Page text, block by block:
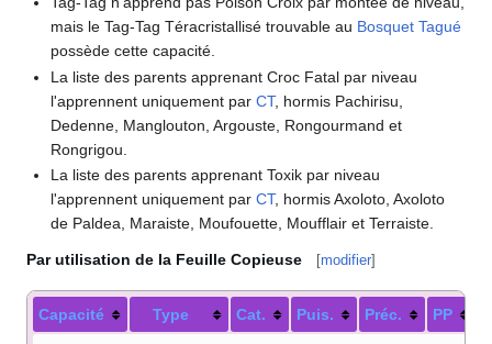
mais le Tag-Tag Téracristallisé trouvable au Bosquet Tagué
possède cette capacité.
La liste des parents apprenant Croc Fatal par niveau
l'apprennent uniquement parCT, hormis Pachirisu,
Dedenne, Manglouton, Argouste, Rongourmand et
Rongrigou.
La liste des parents apprenant Toxik par niveau
l'apprennent uniquement parCT, hormis Axoloto, Axoloto
de Paldea, Maraiste, Moufouette, Moufflair et Terraiste.
Par utilisation de la Feuille Copieuse [modifier]
Capacité Type Cat. Puis. Préc. PP